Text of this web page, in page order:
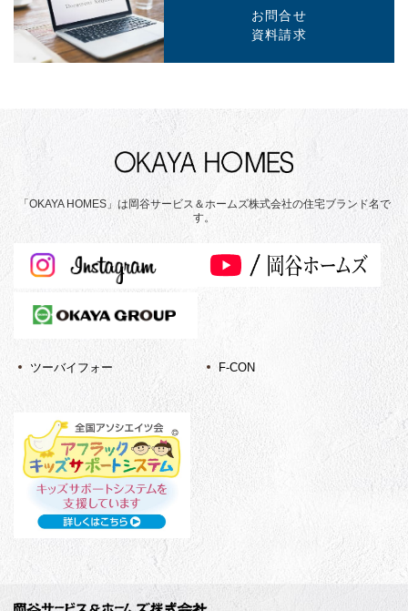
お問合せ
資料請求
「OKAYA HOMES」は岡谷サービス＆ホームズ株式会社の住宅ブランド名で
す。
ツーバイフォー F-CON